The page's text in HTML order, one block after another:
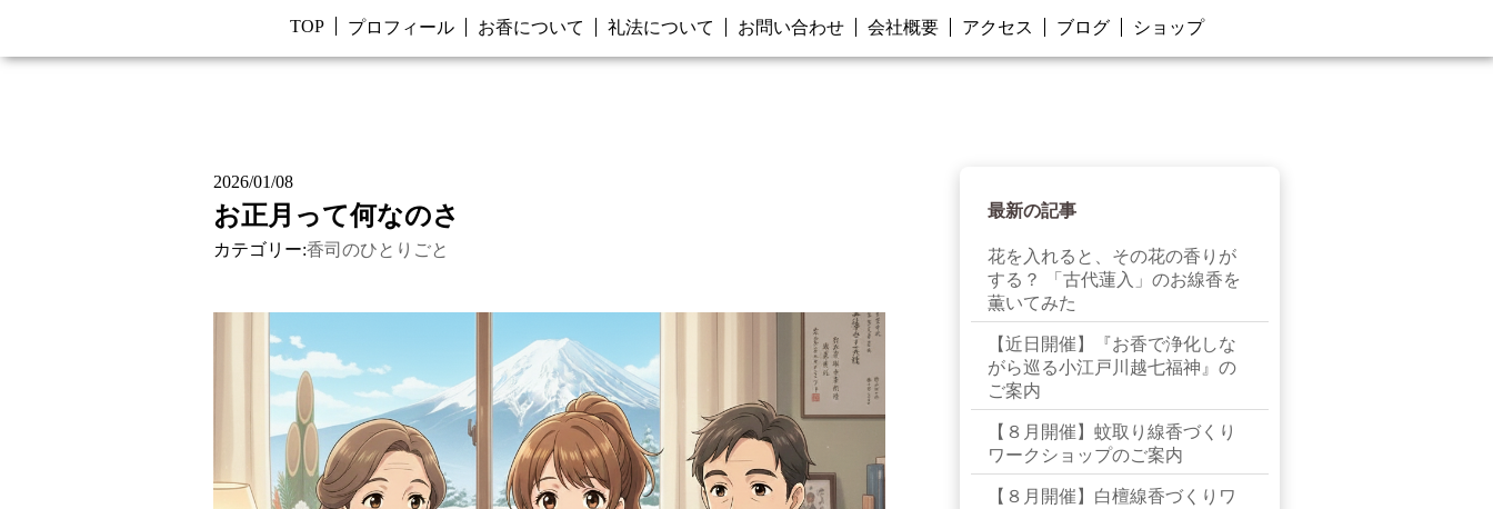
TOP プロフィール お香について 礼法について お問い合わせ 会社概要 アクセス ブログ ショップ
2026/01/08
お正月って何なのさ
カテゴリー:香司のひとりごと
最新の記事
花を入れると、その花の香りが
する？ 「古代蓮入」のお線香を
薫いてみた
【近日開催】『お香で浄化しな
がら巡る小江戸川越七福神』の
ご案内
【８月開催】蚊取り線香づくり
ワークショップのご案内
【８月開催】白檀線香づくりワ